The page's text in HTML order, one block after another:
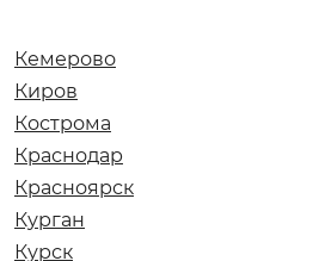
Кемерово
Киров
Кострома
Краснодар
Красноярск
Курган
Курск